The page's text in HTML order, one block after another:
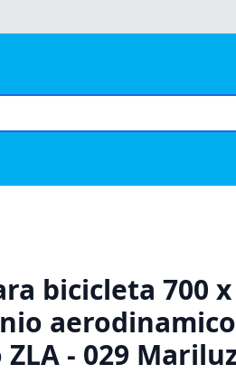
bicicleta 700
- 029